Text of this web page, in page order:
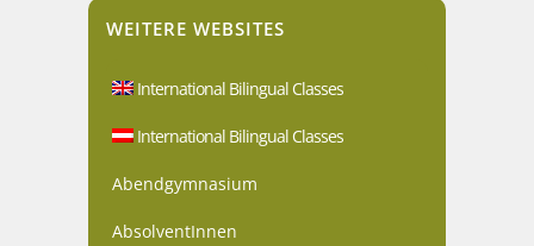
WEITERE WEBSITES
International Bilingual Classes
International Bilingual Classes
Abendgymnasium
AbsolventInnen